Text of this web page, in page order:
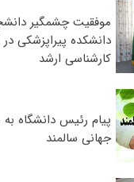
موفقیت چشمگیر
دانشکده پیراپزشکی
کارشناسی ارشد
پیام رئیس دانشگاه
جهانی سالمند